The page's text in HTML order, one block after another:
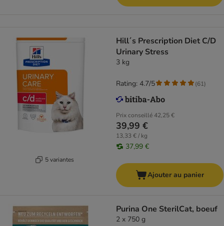
5 variantes
Hill´s Prescription Diet C/D
Urinary Stress
3 kg
Prix conseillé42,25 €
39,99 €
13,33 € / kg
37,99 €
Rating: 4.7/5 (61)
Ajouter au panier
Purina One SterilCat, boeuf
2 x 750 g